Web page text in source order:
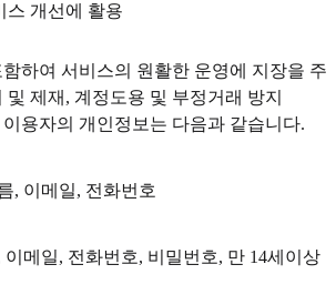
스 개선에 활용
하여 서비스의 원활한 운영에 지장을 주
제재, 계정도용 및 부정거래 방지
용자의 개인정보는 다음과 같습니다.
, 이메일, 전화번호
메일, 전화번호, 비밀번호, 만 14세이상